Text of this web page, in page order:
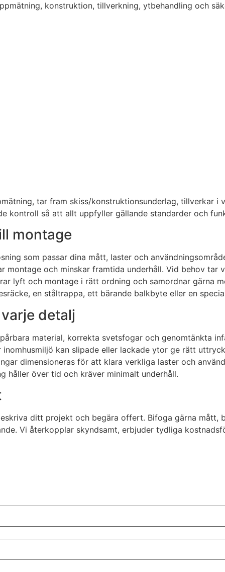
konstruktion, tillverkning, ytbehandling och
tar fram skiss/konstruktionsunderlag, tillverkar
kontroll så att allt uppfyller gällande standarder och
montage
som passar dina mått, laster och
och minskar framtida underhåll. Vid behov tar
lyft och montage i rätt ordning och samordnar gärna
en ståltrappa, ett bärande balkbyte eller en
detalj
material, korrekta svetsfogar och genomtänkta
kan slipade eller lackade ytor ge rätt
dimensioneras för att klara verkliga laster och
håller över tid och kräver minimalt underhåll.
ditt projekt och begära offert. Bifoga gärna mått,
Vi återkopplar skyndsamt, erbjuder tydliga